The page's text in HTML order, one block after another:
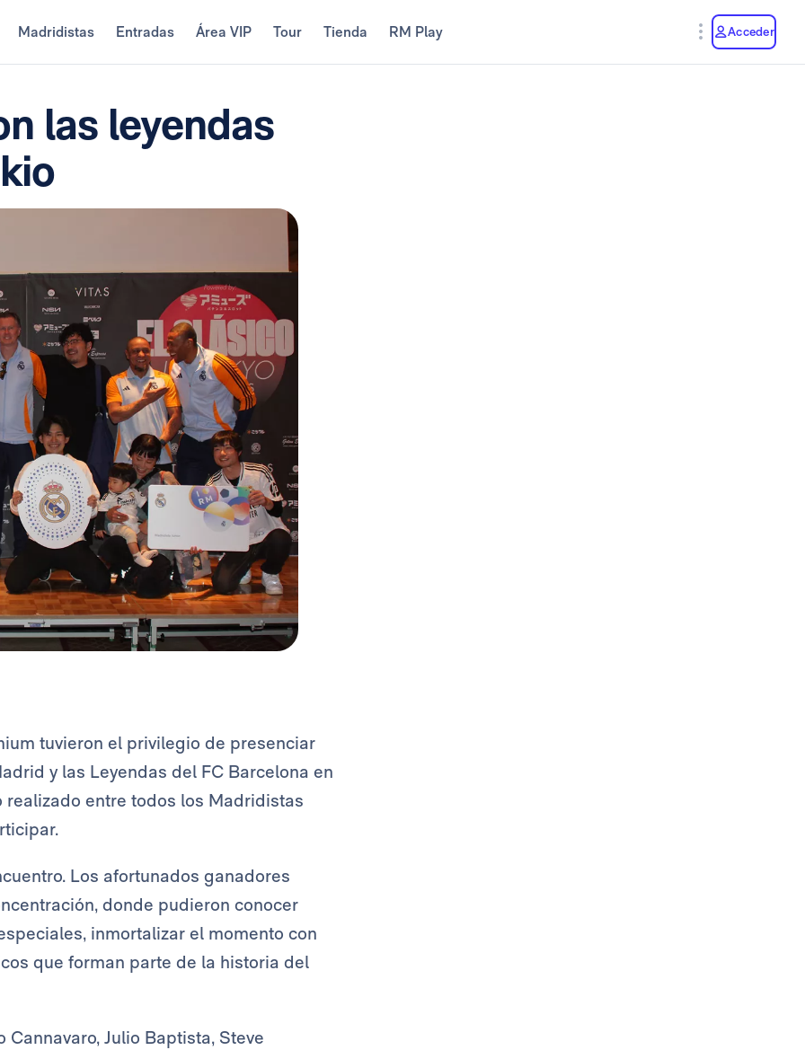
Madridistas Entradas Área VIP Tour Tienda RM Play Acceder
las leyendas
tuvieron el privilegio de presenciar
y las Leyendas del FC Barcelona en
realizado entre todos los Madridistas
Los afortunados ganadores
donde pudieron conocer
inmortalizar el momento con
que forman parte de la historia del
Julio Baptista, Steve